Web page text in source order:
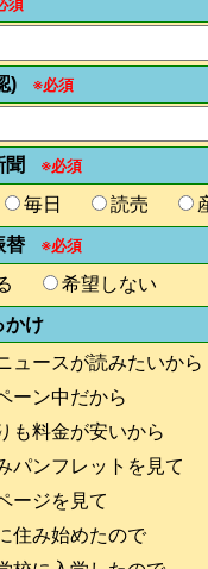
須
) ※必須
聞 ※必須
毎日 読売
替 ※必須
希望しない
かけ
ュースが読みたいから
ーン中だから
も料金が安いから
パンフレットを見て
ージを見て
住み始めたので